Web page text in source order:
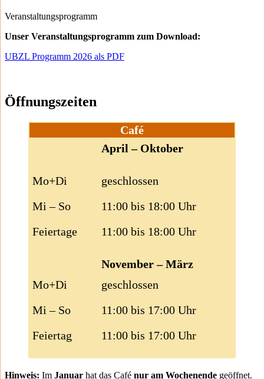
Veranstaltungsprogramm
Unser Veranstaltungsprogramm zum Download:
UBZL Programm 2026 als PDF
Öffnungszeiten
Café
April – Oktober
Mo+Di
Mi – So
Feiertage
geschlossen
11:00 bis 18:00 Uhr
11:00 bis 18:00 Uhr
November – März
Mo+Di
Mi – So
Feiertag
geschlossen
11:00 bis 17:00 Uhr
11:00 bis 17:00 Uhr
Hinweis: Im Januar hat das Café nur am Wochenende geöffnet.